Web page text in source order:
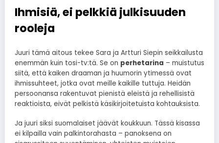
Ihmisiä, ei pelkkiä julkisuuden
rooleja
Juuri tämä aitous tekee Sara ja Artturi Siepin seikkailusta
enemmän kuin tosi-tv:tä. Se on perhetarina – muistutus
siitä, että kaiken draaman ja huumorin ytimessä ovat
ihmissuhteet, jotka ovat meille kaikille tuttuja. Heidän
persoonansa rakentuvat pienistä eleistä ja rehellisistä
reaktioista, eivät pelkistä käsikirjoitetuista kohtauksista.
Ja juuri siksi suomalaiset jäävät koukkuun. Tässä kisassa
ei kilpailla vain palkintorahasta – panoksena on